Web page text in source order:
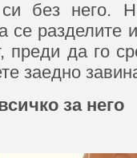
си без него.
се разделите
преди да го
заедно
за него